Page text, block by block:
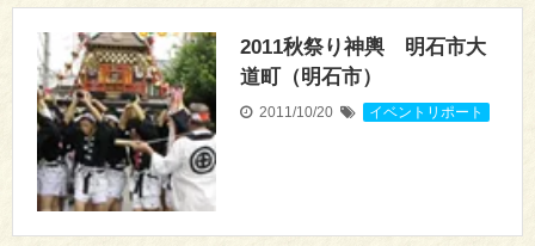
2011秋祭り神輿 明石市大
道町（明石市）
2011/10/20 イベントリポート